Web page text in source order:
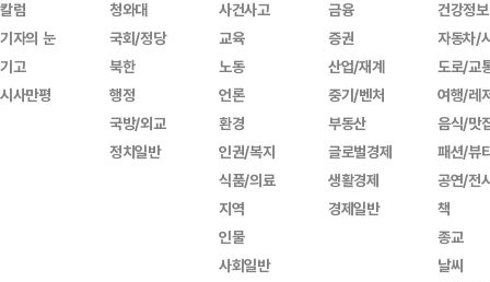
칼럼
기자의 눈
기고
시사만평
청와대
국회/정당
북한
행정
국방/외교
정치일반
사건사고
교육
노동
언론
환경
인권/복지
식품/의료
지역
인물
사회일반
금융
증권
산업/재계
중기/벤처
부동산
글로벌경제
생활경제
경제일반
건강정보
자동차/
도로/교
여행/레
음식/맛
패션/뷰
공연/전
책
종교
날씨